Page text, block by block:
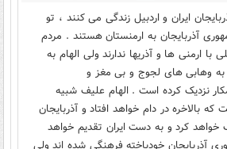
ایران و اردبیل زندگی می کنند ، تو
آذربایجان به ارمنستان هستند . مردم
ارمنی ها و آذریها ندارند ولی الهام به
وهابی های لجوج و بی مغز و
نزدیک کرده است . الهام علیف شبیه
که بالاخره در دام خواهد افتاد و آذربایجان
خواهد کرد و به دست ایران تقدیم خواهد
آذربایجان خودباخته فرهنگی شده اند ولی